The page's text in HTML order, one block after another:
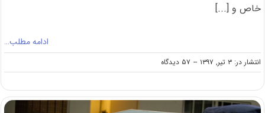
خاص و [...]
ادامه مطلب…
انتشار در: ۳ تیر, ۱۳۹۷ -- ۵۷ دیدگاه
on
اعلام
برگزاری